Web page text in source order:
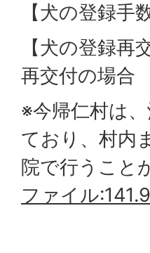
【犬の登録手
【犬の登録
再交付の場合
※今帰仁村は
ており、村内
院で行うこと
ファイル